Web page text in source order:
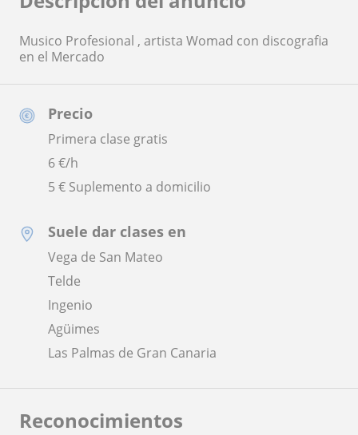
Precio
Primera clase gratis
6€/h
5 € Suplemento a domicilio
Suele dar clases en
Vega de San Mateo
Telde
Ingenio
Agüimes
Las Palmas de Gran Canaria
Musico Profesional , artista Womad con discografia
en el Mercado
Reconocimientos